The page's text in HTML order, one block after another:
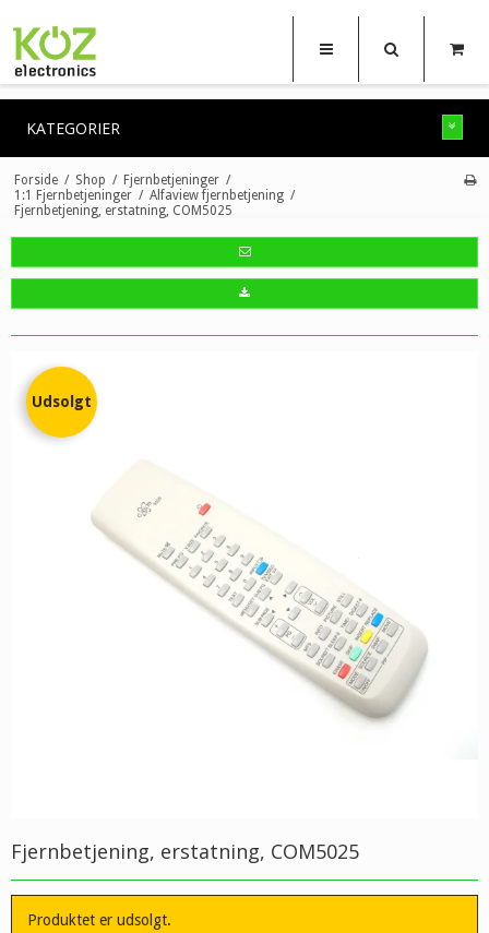
KATEGORIER
Forside / Shop / Fjernbetjeninger /
1:1 Fjernbetjeninger / Alfaview fjernbetjening /
Fjernbetjening, erstatning, COM5025
Udsolgt
Fjernbetjening, erstatning, COM5025
Produktet er udsolgt.